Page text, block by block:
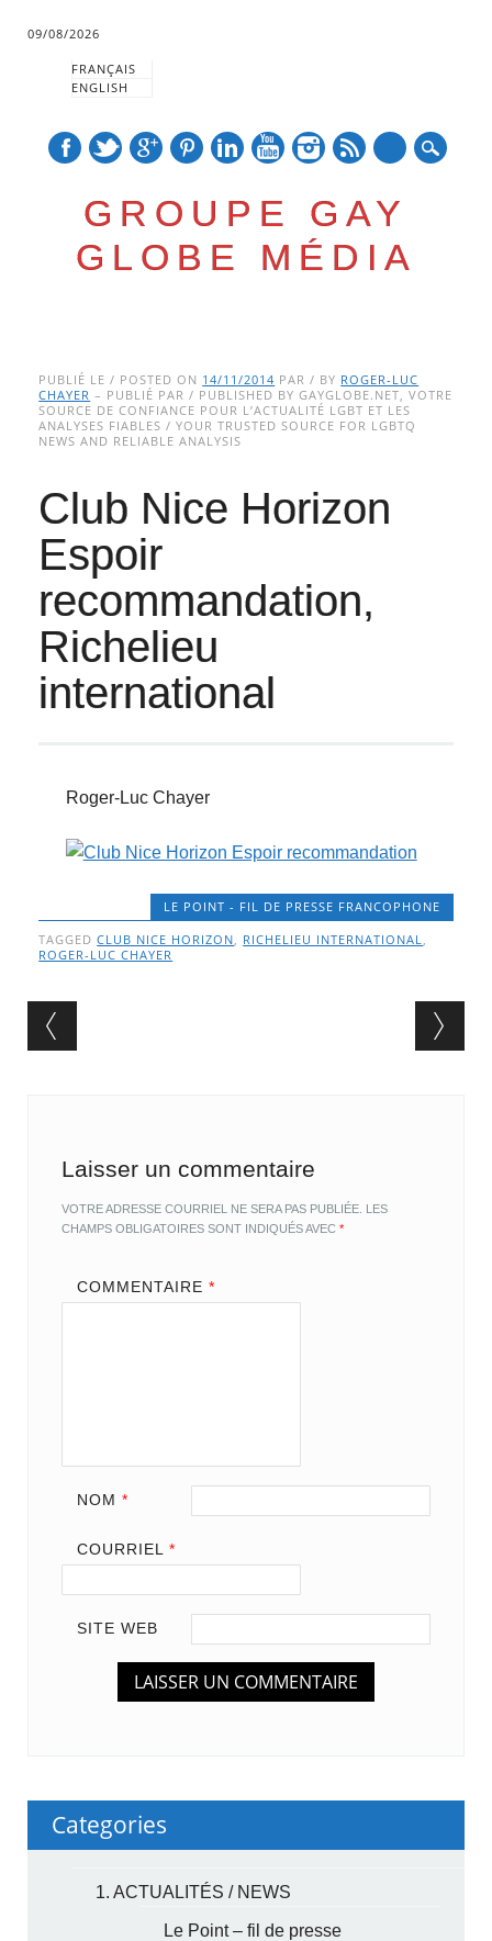
09/08/2026
FRANÇAIS
ENGLISH
GROUPE GAY
GLOBE MÉDIA
Main menu
to
content
PUBLIÉ LE / POSTED ON 14/11/2014 PAR / BY ROGER-LUC
CHAYER – PUBLIÉ PAR / PUBLISHED BY GAYGLOBE.NET, VOTRE
SOURCE DE CONFIANCE POUR L’ACTUALITÉ LGBT ET LES
ANALYSES FIABLES / YOUR TRUSTED SOURCE FOR LGBTQ
NEWS AND RELIABLE ANALYSIS
Club Nice Horizon
Espoir
recommandation,
Richelieu
international
Roger-Luc Chayer
LE POINT - FIL DE PRESSE FRANCOPHONE
TAGGEDCLUB NICE HORIZON, RICHELIEU INTERNATIONAL,
ROGER-LUC CHAYER
Post navigation
Laisser un commentaire
VOTRE ADRESSE COURRIEL NE SERA PAS PUBLIÉE. LES
CHAMPS OBLIGATOIRES SONT INDIQUÉS AVEC*
COMMENTAIRE *
NOM *
COURRIEL *
SITE WEB
Categories
1. ACTUALITÉS / NEWS
Le Point – fil de presse